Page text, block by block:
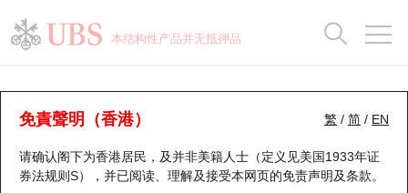
本结构性产品并无抵押品
繁 / 简 / EN
免責聲明（香港）
请确认阁下为香港居民，及并非美籍人士（定义见美国1933年证
券法规则S），并已阅读、理解及接受本网页的免责声明及条款。
牛熊证分析仪
表现 街货统计 比较
瑞银认股证一览
新发行瑞银认股证
街货统计
比较
牛熊全景快搜
牛熊证搜寻
街货统计
比较
十大升幅/跌幅
十大认股证成交分布
正股分析仪
二十大活跃股份
持股比重
显示所有持股比重
每月轮证大市专题
轮证专栏